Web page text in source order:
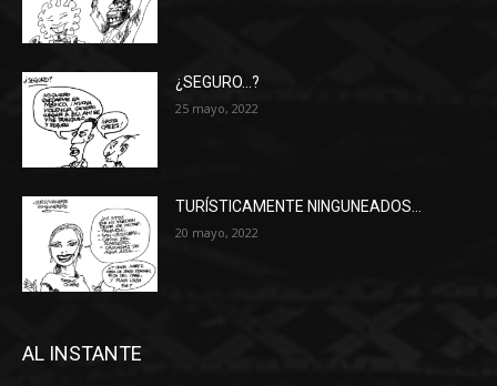
¿SEGURO…?
25 mayo, 2022
TURÍSTICAMENTE NINGUNEADOS…
20 mayo, 2022
AL INSTANTE